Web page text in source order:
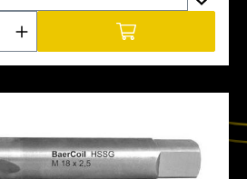
gewünschten Wert ein oder